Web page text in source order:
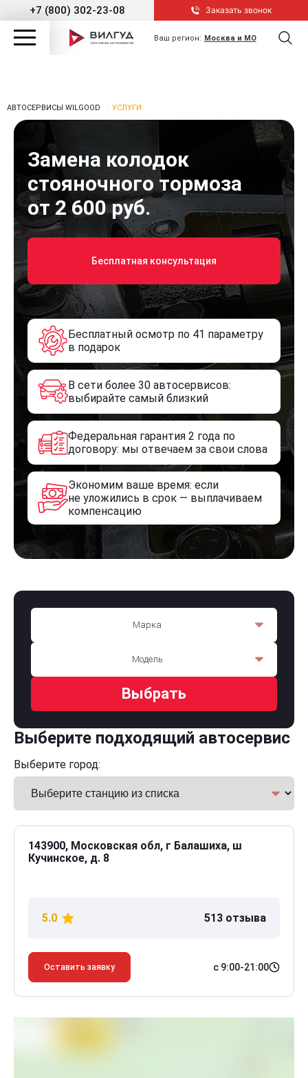
+7 (800) 302-23-08 Заказать звонок
Ваш регион: Москва и МО
АВТОСЕРВИСЫ WILGOOD УСЛУГИ
Замена колодок
стояночного тормоза
от 2 600 руб.
Бесплатная консультация
Бесплатный осмотр по 41 параметру
в подарок
В сети более 30 автосервисов:
выбирайте самый близкий
Федеральная гарантия 2 года по
договору: мы отвечаем за свои слова
Экономим ваше время: если
не уложились в срок — выплачиваем
компенсацию
Марка
Модель
Выбрать
Выберите подходящий автосервис
Выберите город:
143900, Московская обл, г Балашиха, ш
Кучинское, д. 8
5.0 513 отзыва
Оставить заявку с 9:00-21:00